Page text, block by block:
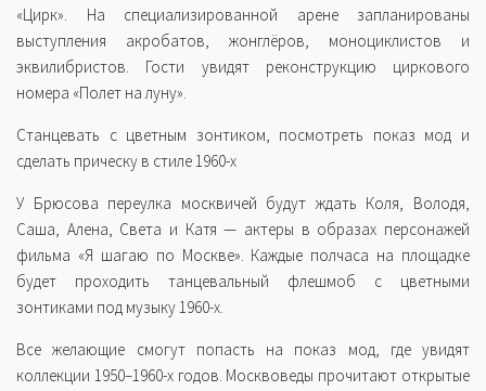
«Цирк». На специализированной арене запланированы
выступления акробатов, жонглёров, моноциклистов и
эквилибристов. Гости увидят реконструкцию циркового
номера «Полет на луну».
Станцевать с цветным зонтиком, посмотреть показ мод и
сделать прическу в стиле 1960-х
У Брюсова переулка москвичей будут ждать Коля, Володя,
Саша, Алена, Света и Катя — актеры в образах персонажей
фильма «Я шагаю по Москве». Каждые полчаса на площадке
будет проходить танцевальный флешмоб с цветными
зонтиками под музыку 1960-х.
Все желающие смогут попасть на показ мод, где увидят
коллекции 1950–1960-х годов. Москвоведы прочитают открытые